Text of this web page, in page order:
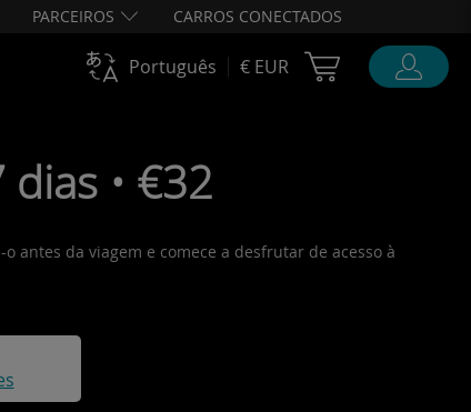
PARCEIROS CARROS CONECTADOS
Português € EUR Cart Ubigi
dias • €32
antes da viagem e comece a desfrutar de acesso à